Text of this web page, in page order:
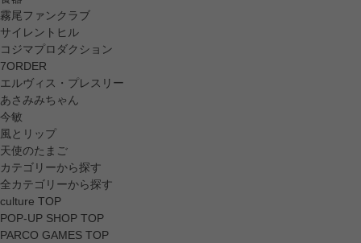
霧尾ファンクラブ
サイレントヒル
コジマプロダクション
7ORDER
エルヴィス・プレスリー
あさみみちゃん
今敏
風とリップ
天使のたまご
カテゴリーから探す
全カテゴリーから探す
culture TOP
POP-UP SHOP TOP
PARCO GAMES TOP